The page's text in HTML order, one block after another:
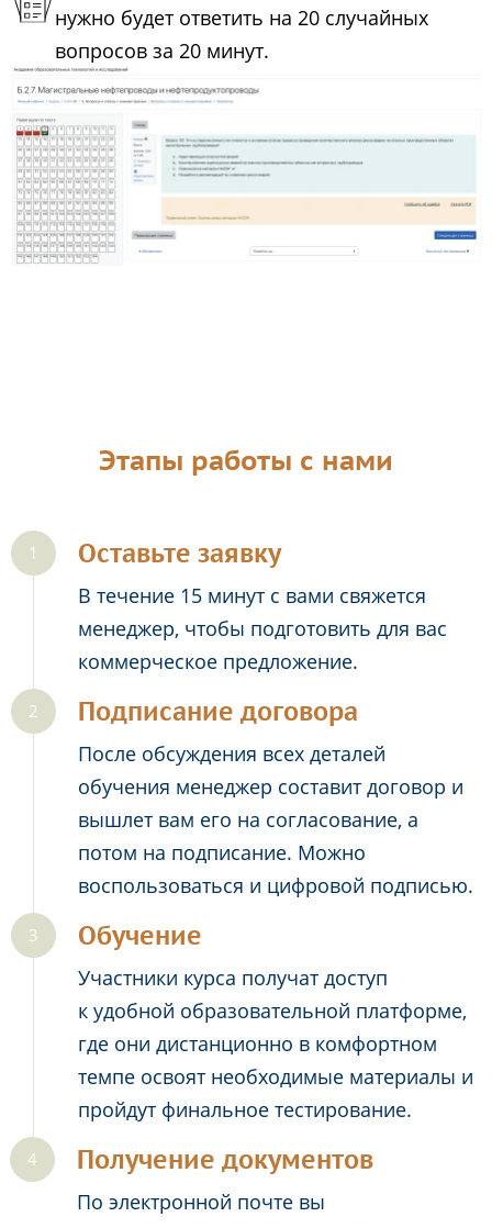
нужно будет ответить на 20 случайных
вопросов за 20 минут.
Этапы работы с нами
Оставьте заявку
В течение 15 минут с вами свяжется
менеджер, чтобы подготовить для вас
коммерческое предложение.
Подписание договора
После обсуждения всех деталей
обучения менеджер составит договор и
вышлет вам его на согласование, а
потом на подписание. Можно
воспользоваться и цифровой подписью.
Обучение
Участники курса получат доступ
к удобной образовательной платформе,
где они дистанционно в комфортном
темпе освоят необходимые материалы и
пройдут финальное тестирование.
Получение документов
По электронной почте вы